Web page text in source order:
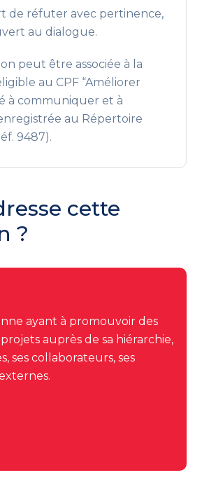
de réfuter avec pertinence,
au dialogue.
peut être associée à la
au CPF “Améliorer
à communiquer et à
au Répertoire
9487).
cette
?
ayant à promouvoir des
auprès de sa hiérarchie,
ses collaborateurs, ses